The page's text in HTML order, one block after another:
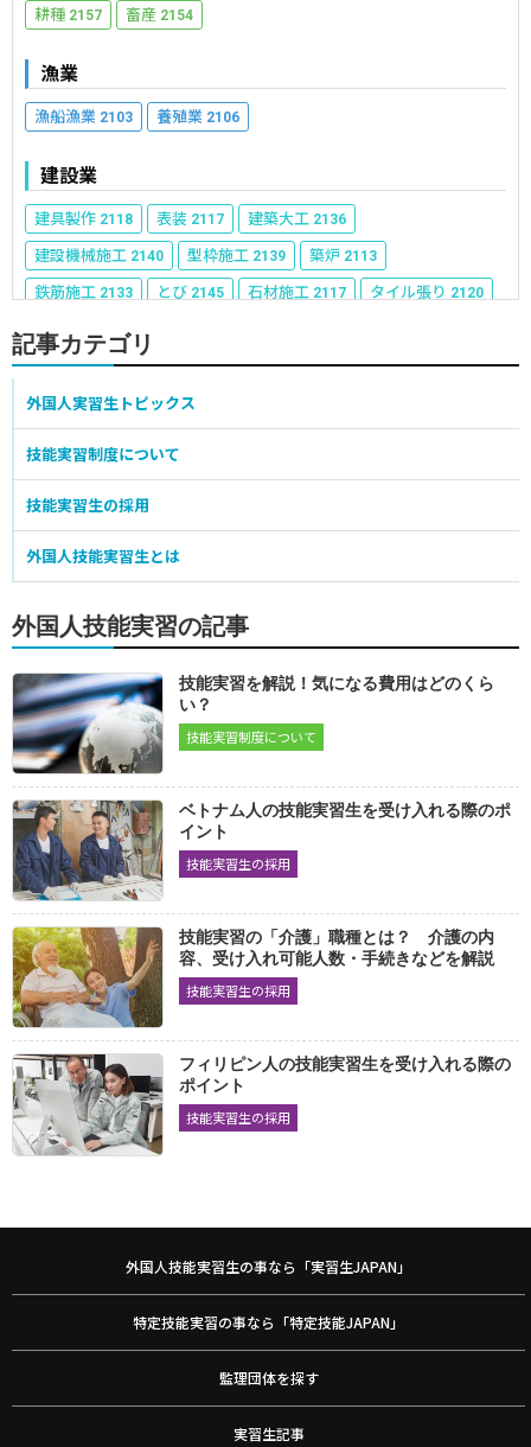
耕種 2157 畜産 2154
漁業
漁船漁業 2103 養殖業 2106
建設業
建具製作 2118 表装 2117 建築大工 2136
建設機械施工 2140 型枠施工 2139 築炉 2113
鉄筋施工 2133 とび 2145 石材施工 2117 タイル張り 2120
かわらぶき 2116
内装仕上げ施工2125 サッシ施工2118 さく井2117
防水施工2123 建築板金
食品製造業
加熱性水産加工食品製造2085 非加熱性水産加工食品製造2085
水産練り製品製造2074 牛豚食肉処理加工
ハム・ソーセージ・ベーコン製造2074 パン製造2076
そう菜製造2094 医療・福祉施設給食製造2070
繊維・衣服
紡績運転2073 織布運転2071 染色2063
ニット製品製造2065 たて編ニット生地製造
婦人子供服製造2070 紳士服製造2066
寝具製作2066 カーペット製造
布はく縫製2068 座席シート縫製2068
機械・金属
ダイカスト2080 機械加工2093 金属プレス加工2092
鉄工2089 工場板金2087 めっき2079
アルミニウム陽極酸化処理2074 仕上げ
機械保全2083 電子機器組立て
強化プラスチック成形2036 塗装 2063 溶接2070
介護2184
記事カテゴリ
外国人実習生トピックス
技能実習制度について
技能実習生の採用
外国人技能実習生とは
外国人技能実習の記事
技能実習を解説！気になる費用はどのくら
い？
技能実習制度について
ベトナム人の技能実習生を受け入れる際のポ
イント
技能実習生の採用
技能実習の「介護」職種とは？ 介護の内
容、受け入れ可能人数・手続きなどを解説
技能実習生の採用
フィリピン人の技能実習生を受け入れる際の
ポイント
技能実習生の採用
外国人技能実習生の事なら「実習生JAPAN」
特定技能実習の事なら「特定技能JAPAN」
監理団体を探す
実習生記事